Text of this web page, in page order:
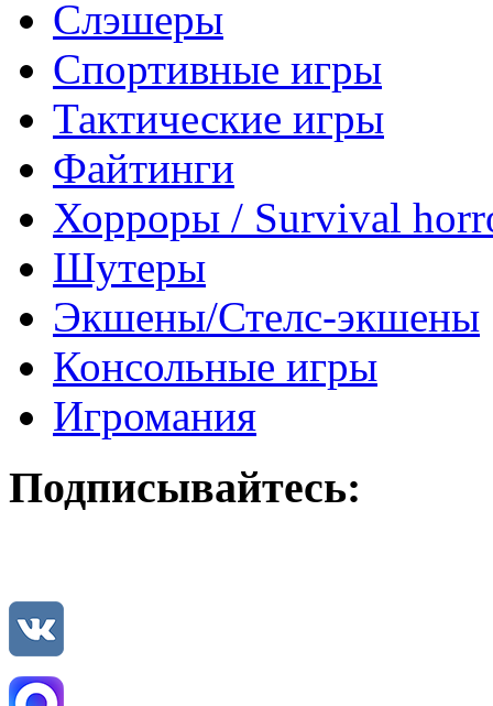
Слэшеры
Спортивные игры
Тактические игры
Файтинги
Хорроры / Survival
Шутеры
Экшены/Стелс-экшены
Консольные игры
Игромания
Подписывайтесь: